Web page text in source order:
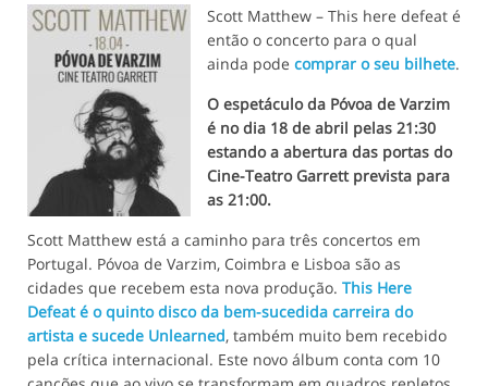
Scott Matthew – This here defeat é
então o concerto para o qual
ainda pode comprar o seu bilhete.
O espetáculo da Póvoa de Varzim
é no dia 18 de abril pelas 21:30
estando a abertura das portas do
Cine-Teatro Garrett prevista para
as 21:00.
Scott Matthew está a caminho para três concertos em
Portugal. Póvoa de Varzim, Coimbra e Lisboa são as
cidades que recebem esta nova produção. This Here
Defeat é o quinto disco da bem-sucedida carreira do
artista e sucede Unlearned, também muito bem recebido
pela crítica internacional. Este novo álbum conta com 10